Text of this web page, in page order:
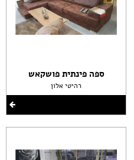
ספה פינתית פושקאש
רהיטי אלון